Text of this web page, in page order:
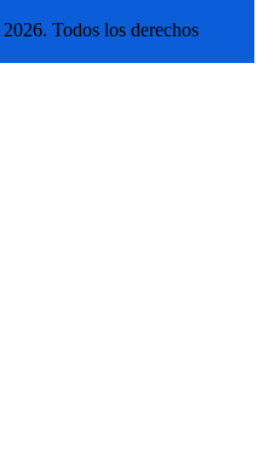
Todos los derechos